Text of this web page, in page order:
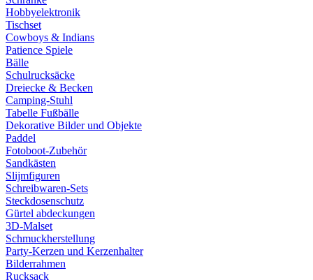
Hobbyelektronik
Tischset
Cowboys & Indians
Patience Spiele
Bälle
Schulrucksäcke
Dreiecke & Becken
Camping-Stuhl
Tabelle Fußbälle
Dekorative Bilder und Objekte
Paddel
Fotoboot-Zubehör
Sandkästen
Slijmfiguren
Schreibwaren-Sets
Steckdosenschutz
Gürtel abdeckungen
3D-Malset
Schmuckherstellung
Party-Kerzen und Kerzenhalter
Bilderrahmen
Rucksack